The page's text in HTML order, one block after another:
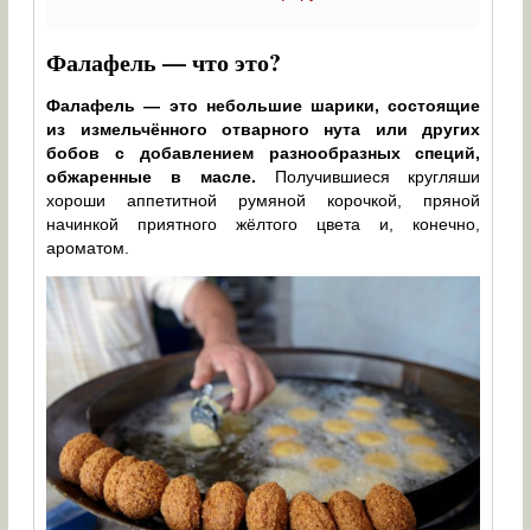
Фалафель — что это?
Фалафель — это небольшие шарики, состоящие
из измельчённого отварного нута или других
бобов с добавлением разнообразных специй,
обжаренные в масле. Получившиеся кругляши
хороши аппетитной румяной корочкой, пряной
начинкой приятного жёлтого цвета и, конечно,
ароматом.